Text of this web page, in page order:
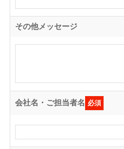
その他メッセージ
会社名・ご担当者名 必須